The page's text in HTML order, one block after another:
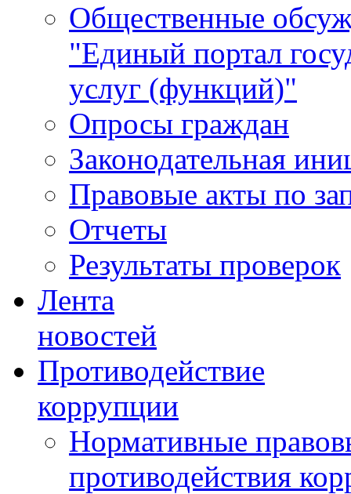
Общественные
"Единый портал
услуг (функций)"
Опросы граждан
Законодательная
Правовые акты по
Отчеты
Результаты проверок
Лента
новостей
Противодействие
коррупции
Нормативные
противодействия